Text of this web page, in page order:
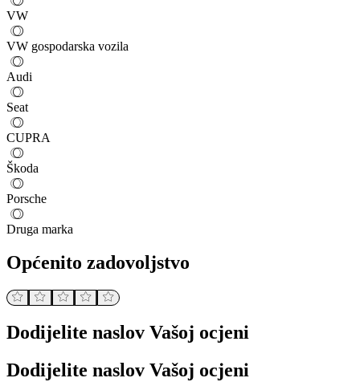
VW
VW gospodarska vozila
Audi
Seat
CUPRA
Škoda
Porsche
Druga marka
Općenito zadovoljstvo
Dodijelite naslov Vašoj ocjeni
Dodijelite naslov Vašoj ocjeni